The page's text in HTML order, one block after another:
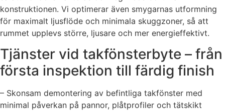
konstruktionen. Vi optimerar även smygarnas utformning
för maximalt ljusflöde och minimala skuggzoner, så att
rummet upplevs större, ljusare och mer energieffektivt.
Tjänster vid takfönsterbyte – från
första inspektion till färdig finish
– Skonsam demontering av befintliga takfönster med
minimal påverkan på pannor, plåtprofiler och tätskikt